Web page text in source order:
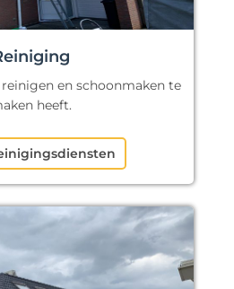
en schoonmaken te
heeft.